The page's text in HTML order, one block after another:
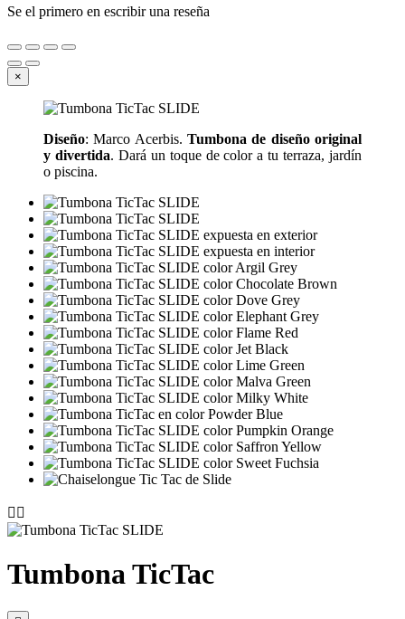
Se el primero en escribir una reseña
×
Diseño: Marco Acerbis. Tumbona de diseño original
y divertida. Dará un toque de color a tu terraza, jardín
o piscina.
 
Tumbona TicTac